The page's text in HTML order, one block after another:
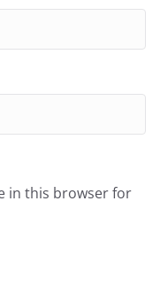
in this browser for